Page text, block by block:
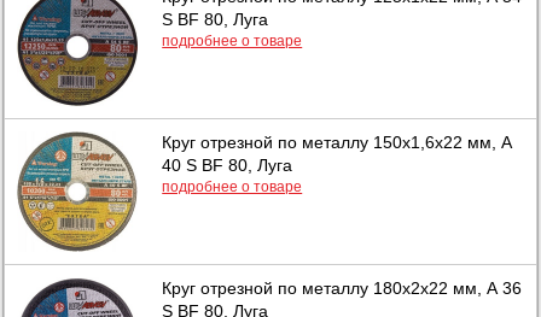
S BF 80, Луга
подробнее о товаре
Круг отрезной по металлу 150х1,6х22 мм, А
40 S BF 80, Луга
подробнее о товаре
Круг отрезной по металлу 180х2х22 мм, А 36
S BF 80, Луга